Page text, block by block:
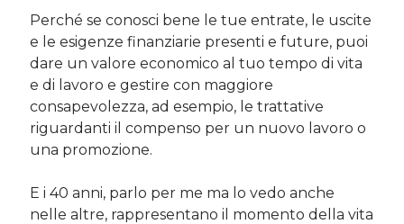
Perché se conosci bene le tue entrate, le uscite
e le esigenze finanziarie presenti e future, puoi
dare un valore economico al tuo tempo di vita
e di lavoro e gestire con maggiore
consapevolezza, ad esempio, le trattative
riguardanti il compenso per un nuovo lavoro o
una promozione.
E i 40 anni, parlo per me ma lo vedo anche
nelle altre, rappresentano il momento della vita